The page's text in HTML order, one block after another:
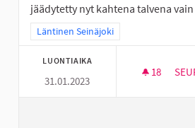
jäädytetty nyt kahtena talvena
Rajaa tulokset teeman mukaan:
Läntinen Seinäjoki
LUONTIAIKA
31.01.2023
18 18